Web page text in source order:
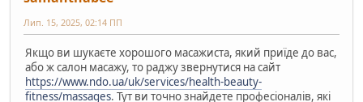
Лип. 15, 2025, 02:14 ПП
Якщо ви шукаєте хорошого масажиста, який приїде до вас,
або ж салон масажу, то раджу звернутися на сайт
https://www.ndo.ua/uk/services/health-beauty-
fitness/massages. Тут ви точно знайдете професіоналів, які